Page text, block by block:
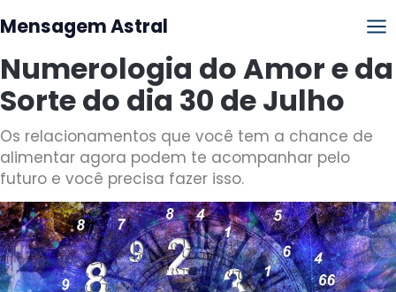
Mensagem Astral
Numerologia do Amor e da
Sorte do dia 30 de Julho
Os relacionamentos que você tem a chance de
alimentar agora podem te acompanhar pelo
futuro e você precisa fazer isso.